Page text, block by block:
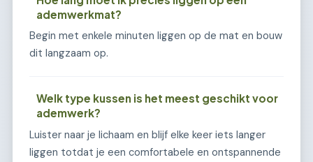
ademwerkmat?
Begin met enkele minuten liggen op de mat en bouw
dit langzaam op.
Welk type kussen is het meest geschikt voor
ademwerk?
Luister naar je lichaam en blijf elke keer iets langer
liggen totdat je een comfortabele en ontspannende